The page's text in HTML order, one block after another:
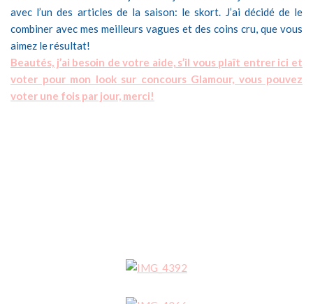
avec l’un des articles de la saison: le skort. J’ai décidé de le
combiner avec mes meilleurs vagues et des coins cru, que vous
aimez le résultat!
Beautés, j’ai besoin de votre aide, s’il vous plaît entrer ici et
voter pour mon look sur concours Glamour, vous pouvez
voter une fois par jour, merci!